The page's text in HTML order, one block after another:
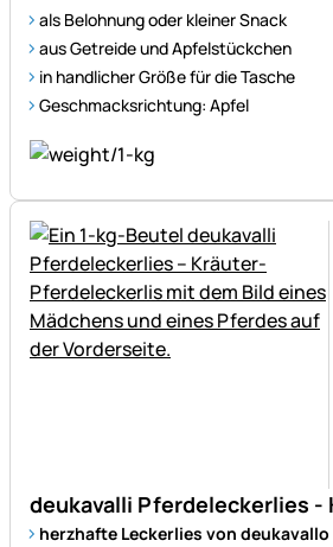
als Belohnung oder kleiner Snack
aus Getreide und Apfelstückchen
in handlicher Größe für die Tasche
Geschmacksrichtung: Apfel
deukavalli Pferdeleckerlies -
herzhafte Leckerlies von deukavallo